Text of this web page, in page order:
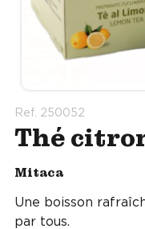
Ref. 250052
Thé
Mitaca
Une boisson
par tous.